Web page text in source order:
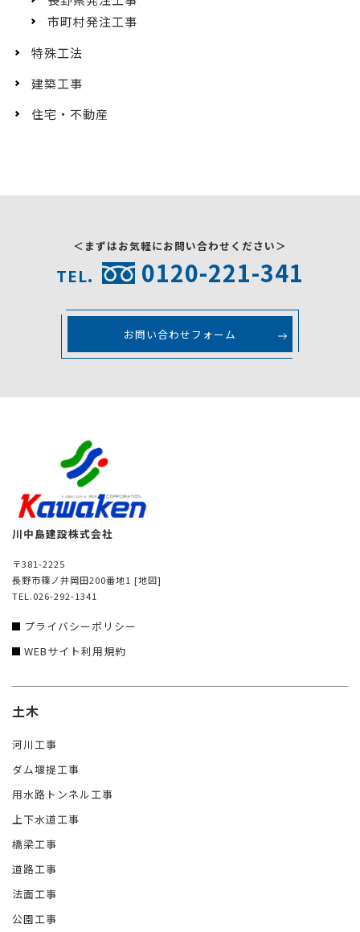
市町村発注工事
特殊工法
建築工事
住宅・不動産
＜まずはお気軽にお問い合わせください＞
TEL. 0120-221-341
お問い合わせフォーム
川中島建設株式会社
〒381-2225
長野市篠ノ井岡田200番地1 [地図]
TEL.026-292-1341
プライバシーポリシー
WEBサイト利用規約
土木
河川工事
ダム堰提工事
用水路トンネル工事
上下水道工事
橋梁工事
道路工事
法面工事
公園工事